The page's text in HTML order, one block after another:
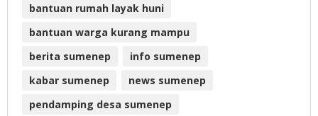
bantuan rumah layak huni
bantuan warga kurang mampu
berita sumenep
info sumenep
kabar sumenep
news sumenep
pendamping desa sumenep